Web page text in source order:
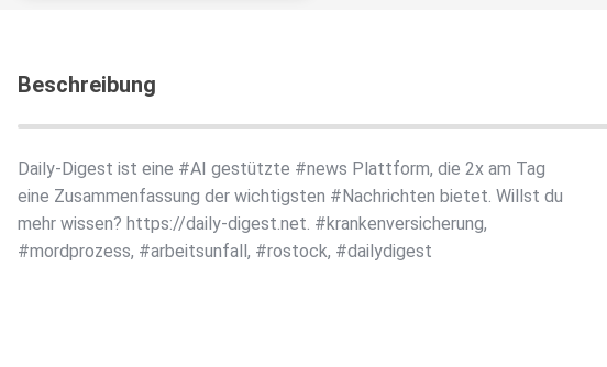
Beschreibung
Daily-Digest ist eine #AI gestützte #news Plattform, die 2x am Tag
eine Zusammenfassung der wichtigsten #Nachrichten bietet. Willst du
mehr wissen? https://daily-digest.net. #krankenversicherung,
#mordprozess, #arbeitsunfall, #rostock, #dailydigest